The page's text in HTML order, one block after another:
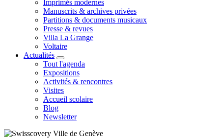
Imprimés modernes
Manuscrits & archives privées
Partitions & documents musicaux
Presse & revues
Villa La Grange
Voltaire
Actualités
Tout l'agenda
Expositions
Activités & rencontres
Visites
Accueil scolaire
Blog
Newsletter